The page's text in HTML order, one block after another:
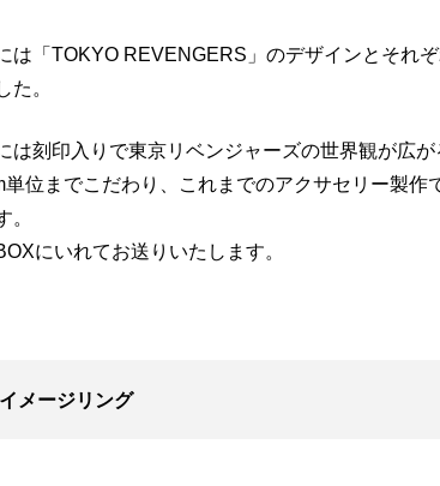
は「TOKYO REVENGERS」のデザインとそれ
た。
は刻印入りで東京リベンジャーズの世界観が広が
単位までこだわり、これまでのアクサセリー製作
。
にいれてお送りいたします。
メージリング